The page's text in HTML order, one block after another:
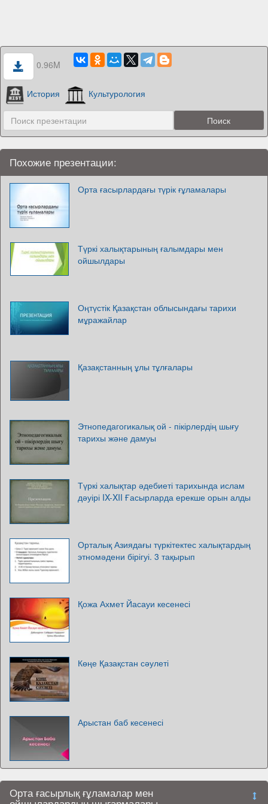
0.96M
История Культурология
Похожие презентации:
Орта ғасырлардағы түрік ғұламалары
Түркі халықтарының ғалымдары мен
ойшылдары
Оңтүстік Қазақстан облысындағы тарихи
мұражайлар
Қазақстанның ұлы тұлғалары
Этнопедагогикалық ой - пікірлердің шығу
тарихы және дамуы
Түркі халықтар әдебиеті тарихында ислам
дәуірі IX-XII Ғасырларда ерекше орын алды
Орталық Азиядағы түркітектес халықтардың
этномәдени бірігуі. 3 тақырып
Қожа Ахмет Йасауи кесенесі
Көңе Қазақстан сәулеті
Арыстан баб кесенесі
Орта ғасырлық ғұламалар мен